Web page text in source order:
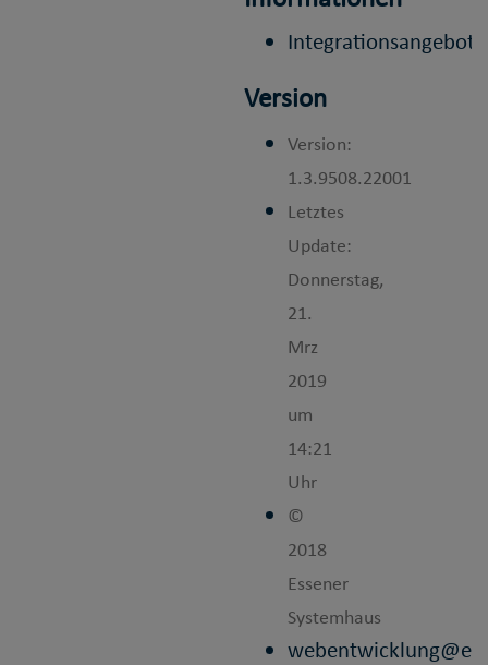
Integrationsangebote
Version
Version:
1.3.9508.22001
Letztes
Update:
Donnerstag,
21.
Mrz
2019
um
14:21
Uhr
©
2018
Essener
Systemhaus